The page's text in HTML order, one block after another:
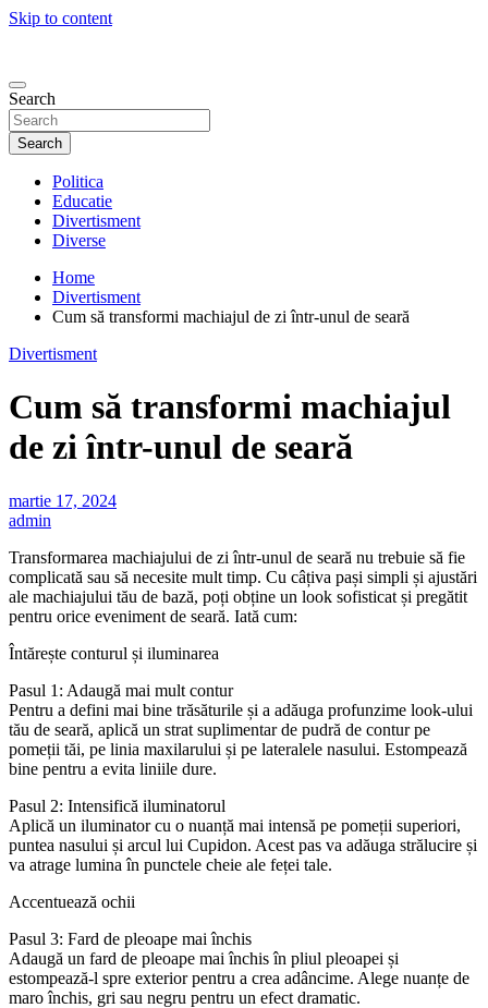
Skip to content
Search
Search
Politica
Educatie
Divertisment
Diverse
Home
Divertisment
Cum să transformi machiajul de zi într-unul de seară
Divertisment
Cum să transformi machiajul
de zi într-unul de seară
martie 17, 2024
admin
Transformarea machiajului de zi într-unul de seară nu trebuie să fie
complicată sau să necesite mult timp. Cu câțiva pași simpli și ajustări
ale machiajului tău de bază, poți obține un look sofisticat și pregătit
pentru orice eveniment de seară. Iată cum:
Întărește conturul și iluminarea
Pasul 1: Adaugă mai mult contur
Pentru a defini mai bine trăsăturile și a adăuga profunzime look-ului
tău de seară, aplică un strat suplimentar de pudră de contur pe
pomeții tăi, pe linia maxilarului și pe lateralele nasului. Estompează
bine pentru a evita liniile dure.
Pasul 2: Intensifică iluminatorul
Aplică un iluminator cu o nuanță mai intensă pe pomeții superiori,
puntea nasului și arcul lui Cupidon. Acest pas va adăuga strălucire și
va atrage lumina în punctele cheie ale feței tale.
Accentuează ochii
Pasul 3: Fard de pleoape mai închis
Adaugă un fard de pleoape mai închis în pliul pleoapei și
estompează-l spre exterior pentru a crea adâncime. Alege nuanțe de
maro închis, gri sau negru pentru un efect dramatic.